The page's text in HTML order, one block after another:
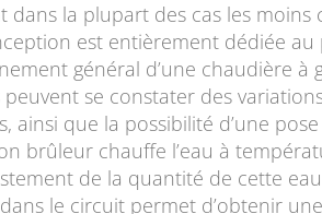
dans la plupart des cas les moins
est entièrement dédiée au
général d’une chaudière à
se constater des
ainsi que la possibilité d’une
brûleur chauffe l’eau à
de la quantité de cette
le circuit permet d’obtenir